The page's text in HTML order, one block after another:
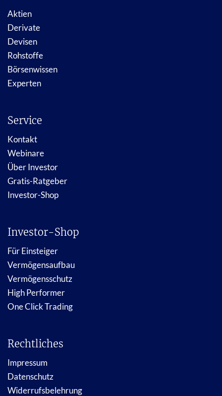
Aktien
Derivate
Devisen
Rohstoffe
Börsenwissen
Experten
Service
Kontakt
Webinare
Über Investor
Gratis-Ratgeber
Investor-Shop
Investor-Shop
Für Einsteiger
Vermögensaufbau
Vermögensschutz
High Performer
One Click Trading
Rechtliches
Impressum
Datenschutz
Widerrufsbelehrung